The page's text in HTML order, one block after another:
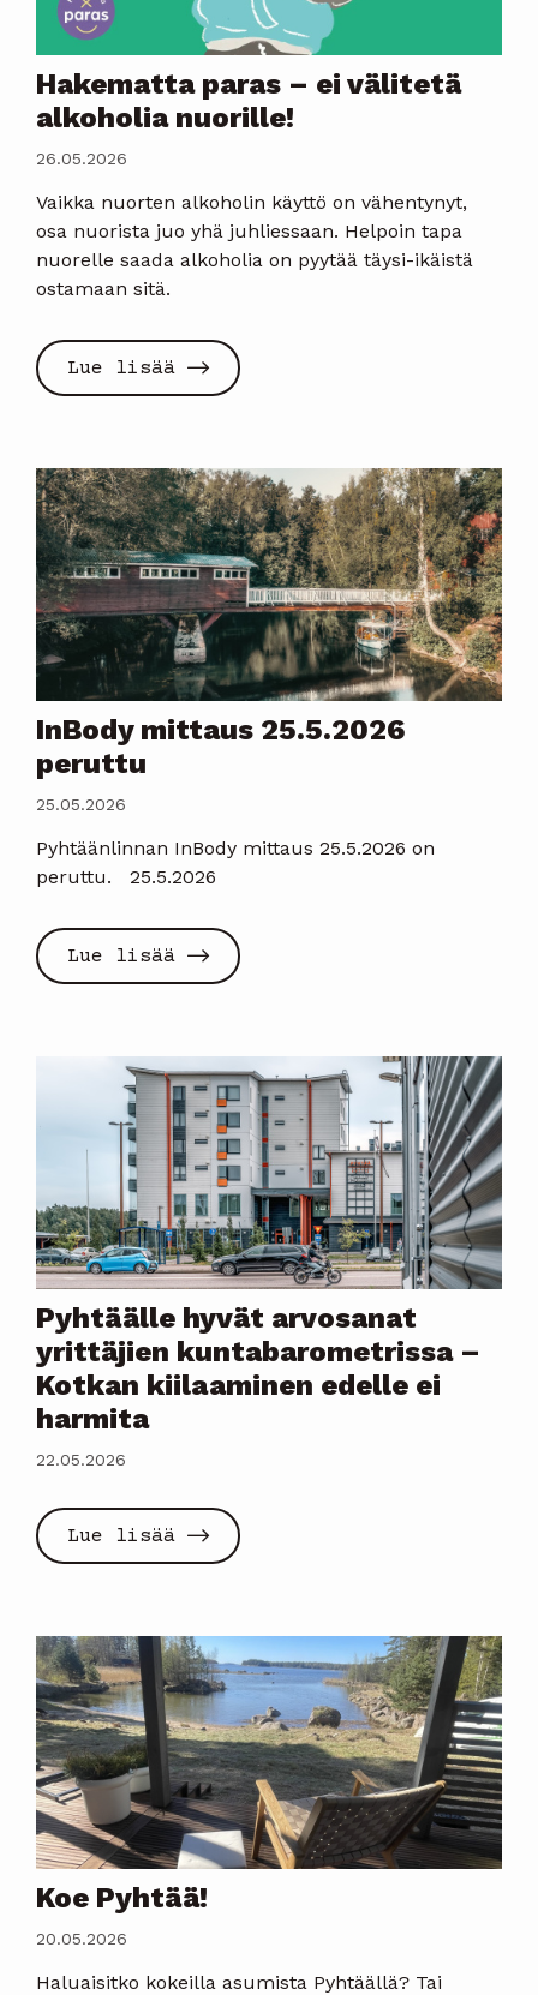
Hakematta paras – ei välitetä
alkoholia nuorille!
26.05.2026
Vaikka nuorten alkoholin käyttö on vähentynyt,
osa nuorista juo yhä juhliessaan. Helpoin tapa
nuorelle saada alkoholia on pyytää täysi-ikäistä
ostamaan sitä.
Lue lisää
InBody mittaus 25.5.2026
peruttu
25.05.2026
Pyhtäänlinnan InBody mittaus 25.5.2026 on
peruttu. 25.5.2026
Lue lisää
Pyhtäälle hyvät arvosanat
yrittäjien kuntabarometrissa –
Kotkan kiilaaminen edelle ei
harmita
22.05.2026
Lue lisää
Koe Pyhtää!
20.05.2026
Haluaisitko kokeilla asumista Pyhtäällä? Tai